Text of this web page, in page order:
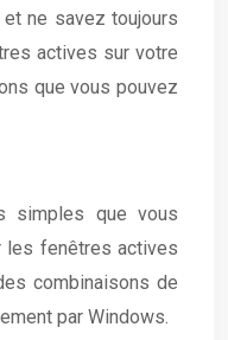
ne savez toujours
actives sur votre
que vous pouvez
simples que vous
les fenêtres actives
combinaisons de
par Windows.